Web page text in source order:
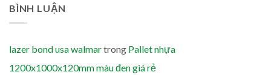
BÌNH LUẬN
lazer bond usa walmartrong Pallet nhựa
1200x1000x120mm màu đen giá rẻ